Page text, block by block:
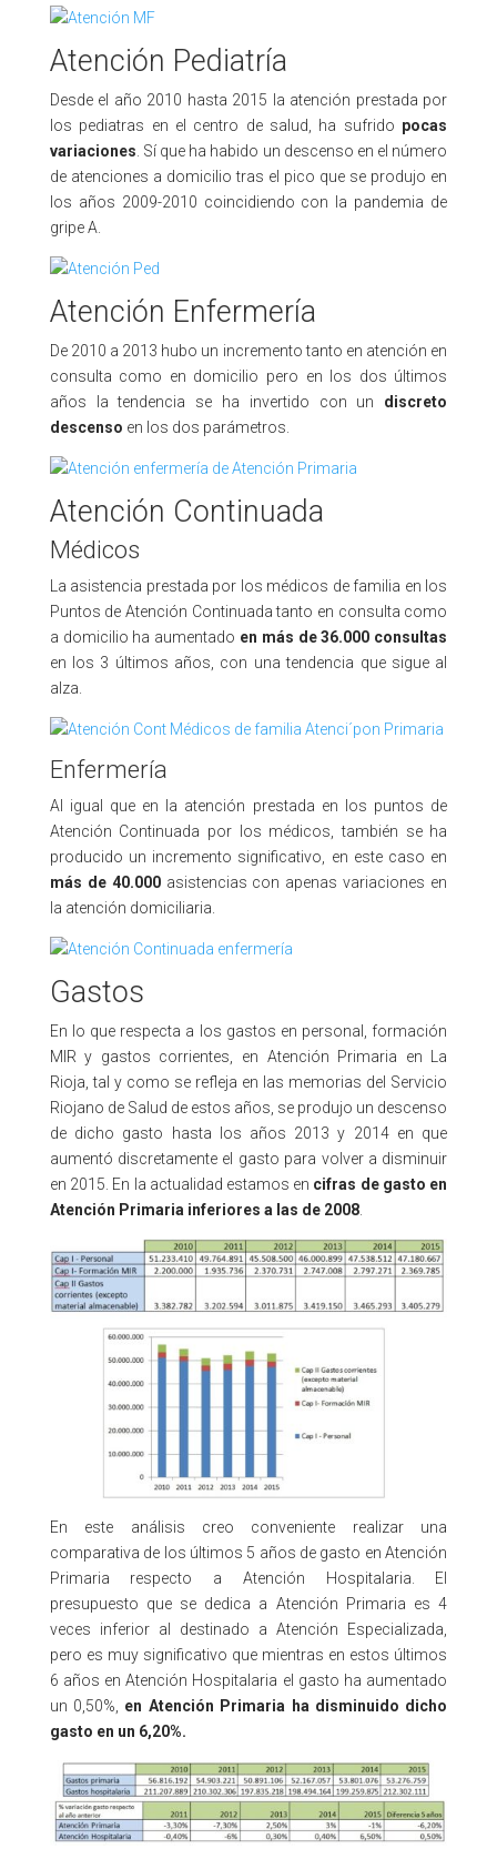
Atención Pediatría
Desde el año 2010 hasta 2015 la atención prestada por
los pediatras en el centro de salud, ha sufrido pocas
variaciones . Sí que ha habido un descenso en el número
de atenciones a domicilio tras el pico que se produjo en
los años 2009-2010 coincidiendo con la pandemia de
gripe A.
Atención Enfermería
De 2010 a 2013 hubo un incremento tanto en atención en
consulta como en domicilio pero en los dos últimos
años la tendencia se ha invertido con un discreto
descenso en los dos parámetros.
Atención Continuada
Médicos
La asistencia prestada por los médicos de familia en los
Puntos de Atención Continuada tanto en consulta como
a domicilio ha aumentado en más de 36.000 consultas
en los 3 últimos años, con una tendencia que sigue al
alza.
Enfermería
Al igual que en la atención prestada en los puntos de
Atención Continuada por los médicos, también se ha
producido un incremento significativo, en este caso en
más de 40.000asistencias con apenas variaciones en
la atención domiciliaria.
Gastos
En lo que respecta a los gastos en personal, formación
MIR y gastos corrientes, en Atención Primaria en La
Rioja, tal y como se refleja en las memorias del Servicio
Riojano de Salud de estos años, se produjo un descenso
de dicho gasto hasta los años 2013 y 2014 en que
aumentó discretamente el gasto para volver a disminuir
en 2015. En la actualidad estamos en cifras de gasto en
Atención Primaria inferiores a las de 2008.
En este análisis creo conveniente realizar una
comparativa de los últimos 5 años de gasto en Atención
Primaria respecto a Atención Hospitalaria. El
presupuesto que se dedica a Atención Primaria es 4
veces inferior al destinado a Atención Especializada,
pero es muy significativo que mientras en estos últimos
6 años en Atención Hospitalaria el gasto ha aumentado
un 0,50%, en Atención Primaria ha disminuido dicho
gasto en un 6,20%.